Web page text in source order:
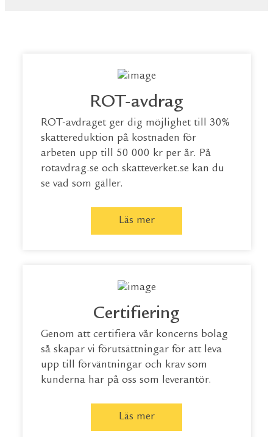
ROT-avdrag
ROT-avdraget ger dig möjlighet till 30%
skattereduktion på kostnaden för
arbeten upp till 50 000 kr per år. På
rotavdrag.se och skatteverket.se kan du
se vad som gäller.
Läs mer
Certifiering
Genom att certifiera vår koncerns bolag
så skapar vi förutsättningar för att leva
upp till förväntningar och krav som
kunderna har på oss som leverantör.
Läs mer